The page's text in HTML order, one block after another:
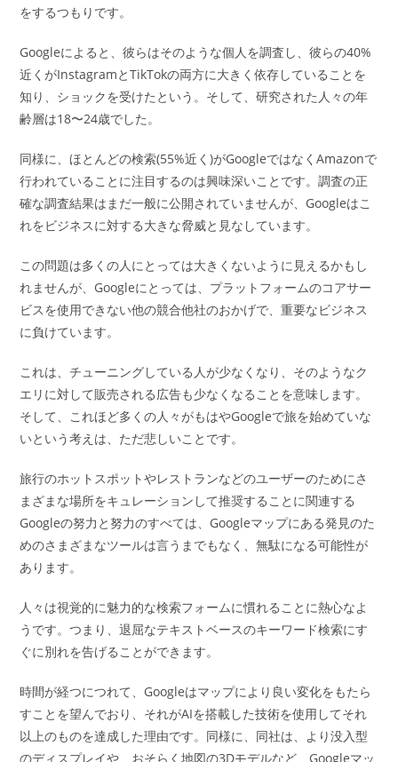
をするつもりです。
Googleによると、彼らはそのような個人を調査し、彼らの40%
近くがInstagramとTikTokの両方に大きく依存していることを
知り、ショックを受けたという。そして、研究された人々の年
齢層は18〜24歳でした。
同様に、ほとんどの検索(55%近く)がGoogleではなくAmazonで
行われていることに注目するのは興味深いことです。調査の正
確な調査結果はまだ一般に公開されていませんが、Googleはこ
れをビジネスに対する大きな脅威と見なしています。
この問題は多くの人にとっては大きくないように見えるかもし
れませんが、Googleにとっては、プラットフォームのコアサー
ビスを使用できない他の競合他社のおかげで、重要なビジネス
に負けています。
これは、チューニングしている人が少なくなり、そのようなク
エリに対して販売される広告も少なくなることを意味します。
そして、これほど多くの人々がもはやGoogleで旅を始めていな
いという考えは、ただ悲しいことです。
旅行のホットスポットやレストランなどのユーザーのためにさ
まざまな場所をキュレーションして推奨することに関連する
Googleの努力と努力のすべては、Googleマップにある発見のた
めのさまざまなツールは言うまでもなく、無駄になる可能性が
あります。
人々は視覚的に魅力的な検索フォームに慣れることに熱心なよ
うです。つまり、退屈なテキストベースのキーワード検索にす
ぐに別れを告げることができます。
時間が経つにつれて、Googleはマップにより良い変化をもたら
すことを望んでおり、それがAIを搭載した技術を使用してそれ
以上のものを達成した理由です。同様に、同社は、より没入型
のディスプレイや、おそらく地図の3Dモデルなど、Googleマッ